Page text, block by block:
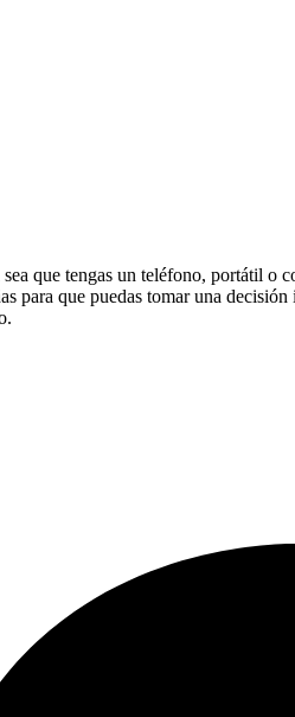
que tengas un teléfono, portátil o
para que puedas tomar una